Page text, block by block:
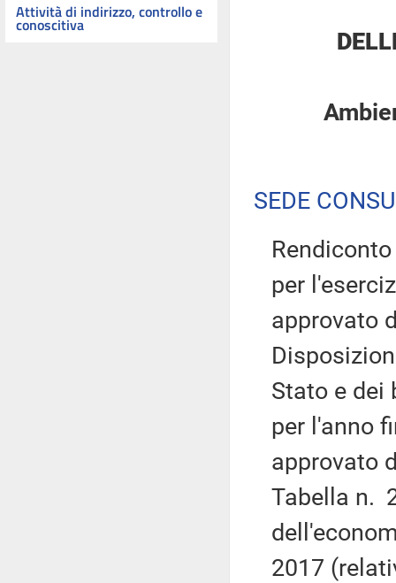
Attività di indirizzo, controllo e
conoscitiva
SEDE
per
approvato
Stato e dei
per l'anno
approvato
Tabella n.
2017